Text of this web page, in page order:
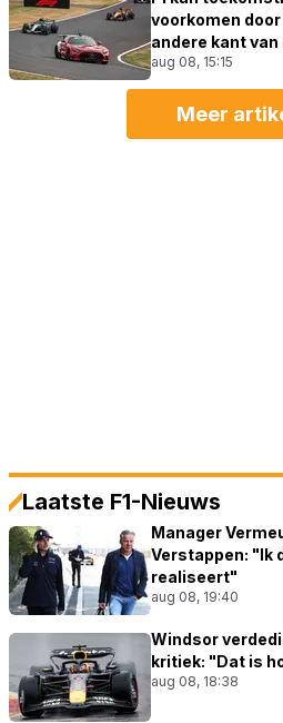
voorkomen
andere kant van
aug 08, 15:15
Meer
Laatste F1-Nieuws
Manager
Verstappen: "Ik
realiseert"
aug 08, 19:40
Windsor
kritiek: "Dat is
aug 08, 18:38